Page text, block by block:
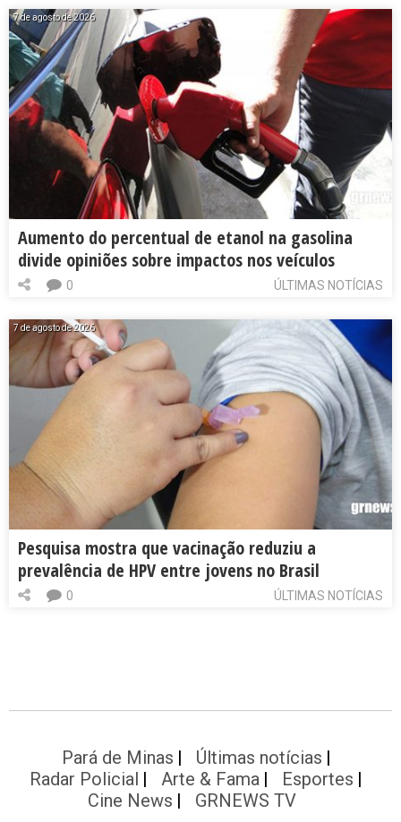
7 de agosto de 2026
Aumento do percentual de etanol na gasolina
divide opiniões sobre impactos nos veículos
ÚLTIMAS NOTÍCIAS
0
7 de agosto de 2026
Pesquisa mostra que vacinação reduziu a
prevalência de HPV entre jovens no Brasil
ÚLTIMAS NOTÍCIAS
0
Pará de Minas
Últimas notícias
Radar Policial
Arte & Fama
Esportes
Cine News
GRNEWS TV